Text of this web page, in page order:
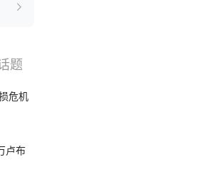
题
危机
卢布